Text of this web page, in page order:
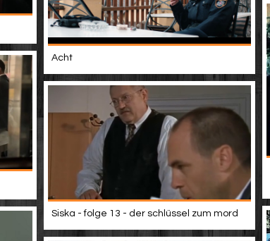
Acht
Siska - folge 13 - der schlüssel zum mord